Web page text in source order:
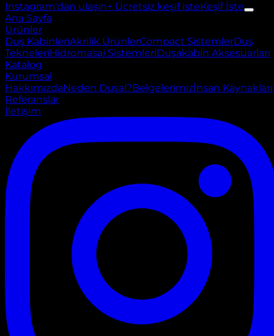
Instagram'dan ulaşın+ Ücretsiz keşif isteKeşif İste
Ana Sayfa
Ürünler
Duş KabinleriAkrilik ÜrünlerCompact SistemlerDuş
TekneleriHidromasaj SistemleriDuşakabin Aksesuarları
Katalog
Kurumsal
HakkımızdaNeden Duşal?Belgelerimizİnsan Kaynakları
Referanslar
İletişim